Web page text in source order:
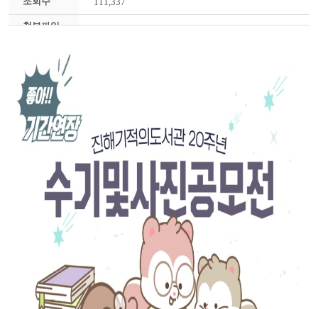
첨부파일